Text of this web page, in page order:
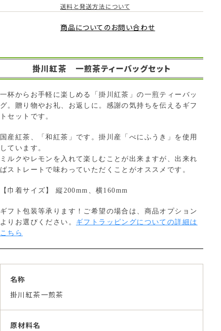
送料と発送方法について
商品についてのお問い合わせ
掛川紅茶 一煎茶ティーバッグセット
一杯からお手軽に楽しめる「掛川紅茶」の一煎ティーバッ
グ。贈り物やお礼、お返しに。感謝の気持ちを伝えるギフ
トセットです。
国産紅茶、「和紅茶」です。掛川産「べにふうき」を使用
しています。
ミルクやレモンを入れて楽しむことが出来ますが、出来れ
ばストレートで味わっていただくことがオススメです。
【巾着サイズ】 縦200mm、横160mm
ギフト包装等承ります！ご希望の場合は、商品オプション
よりお選びください。 ギフトラッピングについての詳細は
こちら
名称
掛川紅茶一煎茶
原材料名